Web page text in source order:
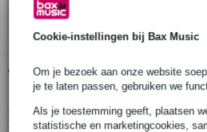
Cookie-instellingen bij Bax Music
Om je bezoek aan onze website
je te laten passen, gebruiken we
Als je toestemming geeft, plaatsen
statistische en marketingcookies,
3 jaar Bax Music garantie
Gratis ophalen in de winkel
Productinformatie